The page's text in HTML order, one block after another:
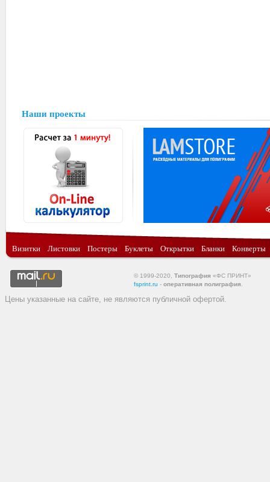
Наши проекты
Визитки Листовки Постеры Буклеты Открытки Бланки Конверты
© 1999-2020, Типография «ФС ПРИНТ»
fsprint.ru - оперативная полиграфия
Цены указанные на сайте, не являются публичной офертой.